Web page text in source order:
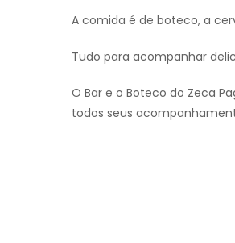
A comida é de boteco, a
Tudo para acompanhar
O Bar e o Boteco do Zeca
todos seus